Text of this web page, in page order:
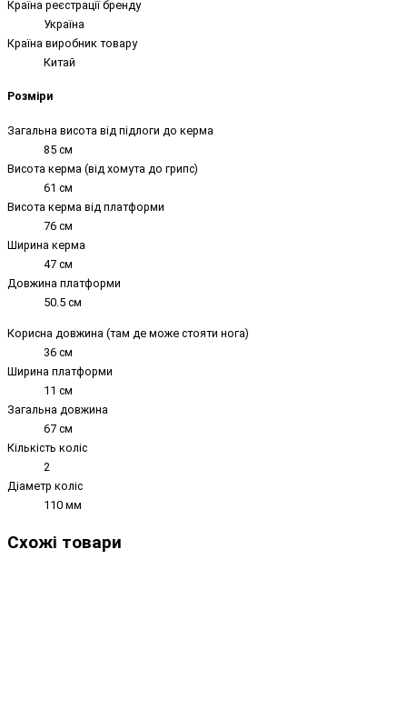
Країна реєстрації бренду
Україна
Країна виробник товару
Китай
Розміри
Загальна висота від підлоги до керма
85 см
Висота керма (від хомута до грипс)
61 см
Висота керма від платформи
76 см
Ширина керма
47 см
Довжина платформи
50.5 см
Корисна довжина (там де може стояти нога)
36 см
Ширина платформи
11 см
Загальна довжина
67 см
Кількість коліс
2
Діаметр коліс
110 мм
Схожі товари